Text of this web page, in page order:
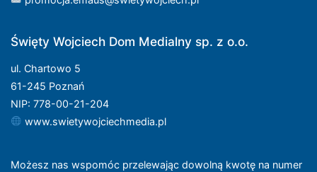
Święty Wojciech Dom Medialny sp. z o.o.
ul. Chartowo 5
61-245 Poznań
NIP: 778-00-21-204
www.swietywojciechmedia.pl
Możesz nas wspomóc przelewając dowolną kwotę na numer